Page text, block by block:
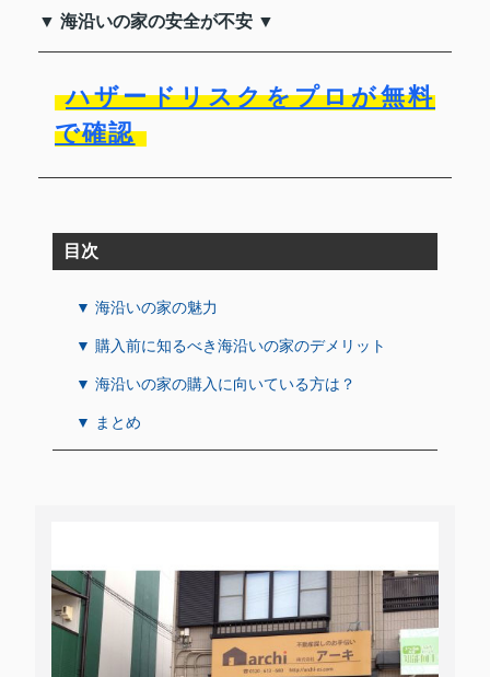
▼ 海沿いの家の安全が不安 ▼
ハザードリスクをプロが無料
で確認
目次
▼ 海沿いの家の魅力
▼ 購入前に知るべき海沿いの家のデメリット
▼ 海沿いの家の購入に向いている方は？
▼ まとめ